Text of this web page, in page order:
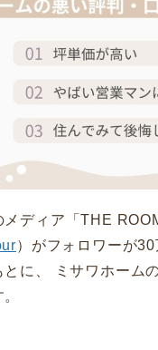
ディア「THE
）がフォロワーが
に、 ミサワホーム